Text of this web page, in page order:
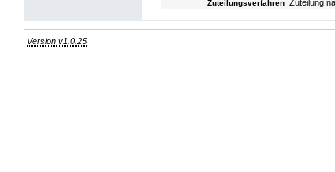
Zuteilungsverfahren Zuteilung
Version v1.0.25